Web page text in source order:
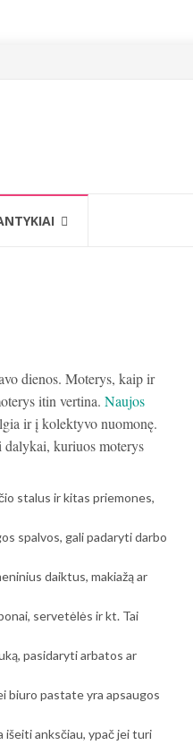
dienos. Moterys, kaip ir
itin vertina. Naujos
ir į kolektyvo nuomonę.
kuriuos moterys
stalus ir kitas priemones,
spalvos, gali padaryti darbo
daiktus, makiažą ar
servetėlės ir kt. Tai
pasidaryti arbatos ar
biuro pastate yra apsaugos
išeiti anksčiau, ypač jei turi